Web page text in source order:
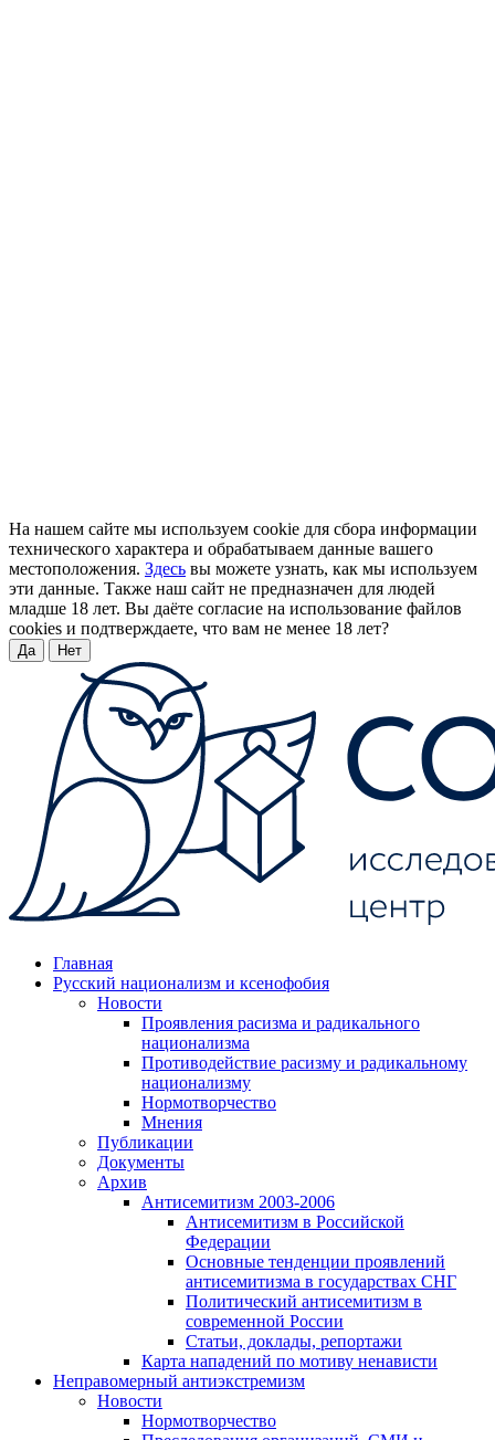
На нашем сайте мы используем cookie для сбора информации
технического характера и обрабатываем данные вашего
местоположения. Здесь вы можете узнать, как мы используем
эти данные. Также наш сайт не предназначен для людей
младше 18 лет. Вы даёте согласие на использование файлов
cookies и подтверждаете, что вам не менее 18 лет?
Да Нет
Главная
Русский национализм и ксенофобия
Новости
Проявления расизма и радикального
национализма
Противодействие расизму и радикальному
национализму
Нормотворчество
Мнения
Публикации
Документы
Архив
Антисемитизм 2003-2006
Антисемитизм в Российской
Федерации
Основные тенденции проявлений
антисемитизма в государствах СНГ
Политический антисемитизм в
современной России
Статьи, доклады, репортажи
Карта нападений по мотиву ненависти
Неправомерный антиэкстремизм
Новости
Нормотворчество